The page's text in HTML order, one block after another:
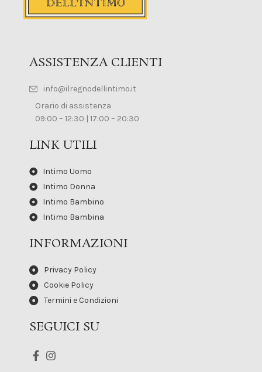
ASSISTENZA CLIENTI
info@ilregnodellintimo.it
Orario di assistenza
09:00 – 12:30 | 17:00 – 20:30
LINK UTILI
Intimo Uomo
Intimo Donna
Intimo Bambino
Intimo Bambina
INFORMAZIONI
Privacy Policy
Cookie Policy
Termini e Condizioni
SEGUICI SU